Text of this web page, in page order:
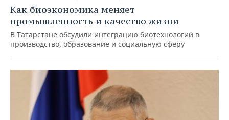
Как биоэкономика меняет
промышленность и качество жизни
В Татарстане обсудили интеграцию биотехнологий в
производство, образование и социальную сферу